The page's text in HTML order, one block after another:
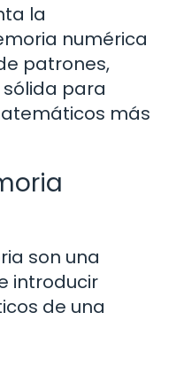
la
numérica
patrones,
para
más
son una
introducir
de una